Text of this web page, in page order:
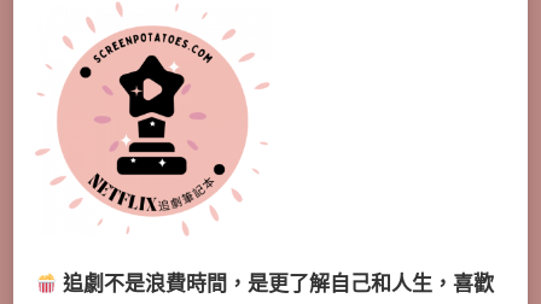
追劇不是浪費時間，是更了解自己和人生，喜歡